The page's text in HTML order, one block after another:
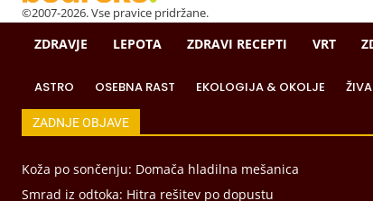
©2007-2026. Vse pravice pridržane.
ZDRAVJE LEPOTA ZDRAVI RECEPTI VRT
ASTRO OSEBNA RAST EKOLOGIJA & OKOLJE
ZADNJE OBJAVE
Koža po sončenju: Domača hladilna mešanica
Smrad iz odtoka: Hitra rešitev po dopustu